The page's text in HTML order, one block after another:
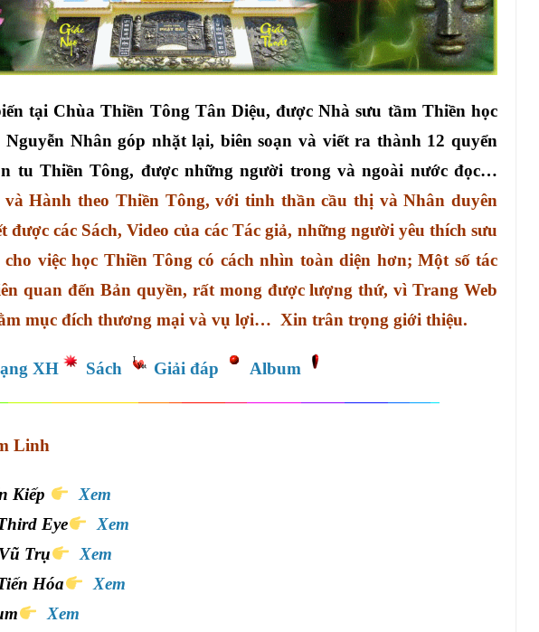
tại Chùa Thiền Tông Tân Diệu, được Nhà sưu tầm Thiền học
Nguyễn Nhân góp nhặt lại, biên soạn và viết ra thành 12 quyển
tu Thiền Tông, được những người trong và ngoài nước đọc…
Hành theo Thiền Tông, với tinh thần cầu thị và Nhân duyên
được các Sách, Video của các Tác giả, những người yêu thích sưu
việc học Thiền Tông có cách nhìn toàn diện hơn; Một số tác
quan đến Bản quyền, rất mong được lượng thứ, vì Trang Web
mục đích thương mại và vụ lợi… Xin trân trọng giới thiệu.
XH Sách Giải đáp Album
Linh
Kiếp
Xem
Eye
Xem
Trụ
Xem
Hóa
Xem
Xem